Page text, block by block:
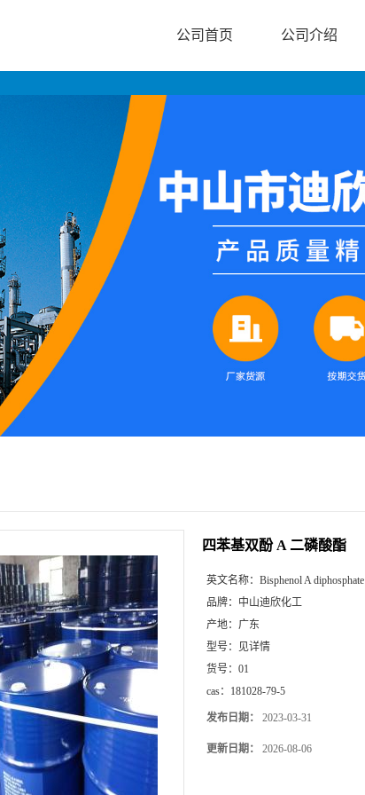
公司首页 公司介绍
四苯基双酚 A 二磷酸酯
英文名称： Bisphenol A diphosphate
品牌： 中山迪欣化工
产地： 广东
型号：
见详情
货号： 01
cas： 181028-79-5
发布日期： 2023-03-31
更新日期： 2026-08-06